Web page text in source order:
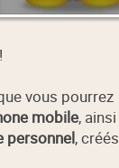
vous pourrez
mobile, ainsi
personnel, créés